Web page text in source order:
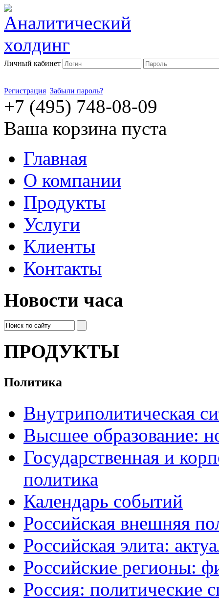
Личный кабинет
Регистрация Забыли пароль?
+7 (495) 748-08-09
Ваша корзина пуста
Главная
О компании
Продукты
Услуги
Клиенты
Контакты
Новости часа
ПРОДУКТЫ
Политика
Внутриполитическая
Высшее образование:
Государственная и
политика
Календарь событий
Российская внешняя
Российская элита:
Российские регионы:
Россия: политические